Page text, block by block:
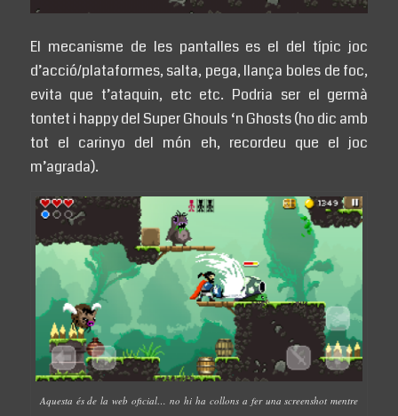
El mecanisme de les pantalles es el del típic joc
d’acció/plataformes, salta, pega, llança boles de foc,
evita que t’ataquin, etc etc. Podria ser el germà
tontet i happy del Super Ghouls ‘n Ghosts (ho dic amb
tot el carinyo del món eh, recordeu que el joc
m’agrada).
Aquesta és de la web oficial… no hi ha collons a fer una screenshot mentre